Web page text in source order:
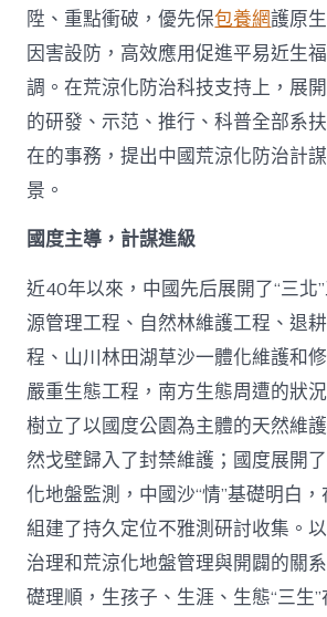
陞、重點衝破，優先保包養網護原
因害設防，高效應用促進平易近生
調。在荒涼化防治科技支持上，展
的研發、示范、推行、科普全部系
在的事務，提出中國荒涼化防治計
景。
國度主導，計謀進級
近40年以來，中國先后展開了“三北
源管理工程、自然林維護工程、退
程、山川林田湖草沙一體化維護和
嚴重生態工程，南方生態周遭的狀
樹立了以國度公園為主體的天然維
然戈壁歸入了封禁維護；國度展開
化地盤監測，中國沙“情”基礎明白
組建了持久定位不雅測研討收集。
治理和荒涼化地盤管理與開闢的關
礎理順，生孩子、生涯、生態“三生